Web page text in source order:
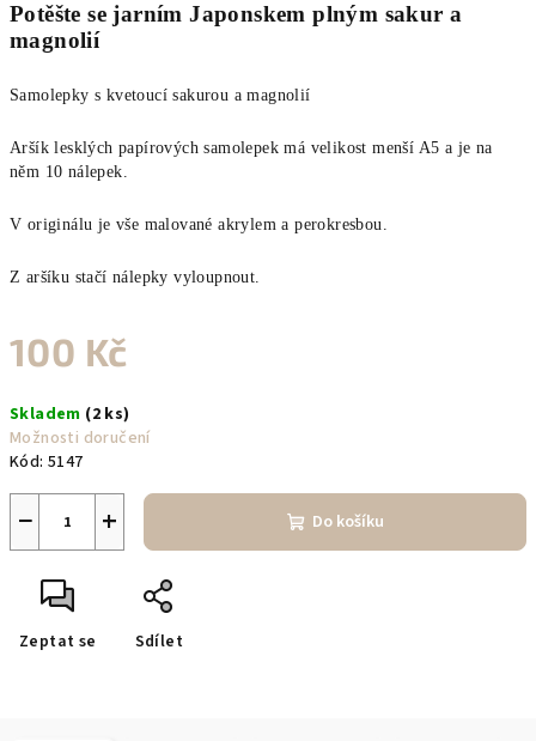
Potěšte se jarním Japonskem plným sakur a
magnolií
Samolepky s kvetoucí sakurou a magnolií
Aršík lesklých papírových samolepek má velikost menší A5 a je na
něm 10 nálepek.
V originálu je vše malované akrylem a perokresbou.
Z aršíku stačí nálepky vyloupnout.
100 Kč
cena:
Skladem (2 ks)
Možnosti doručení
Kód: 5147
+
− Do košíku
Zeptat se Sdílet